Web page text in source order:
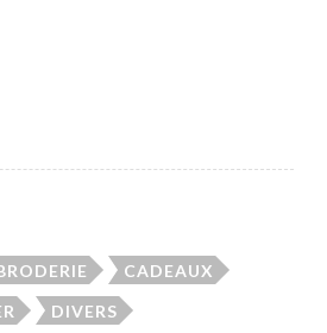
CADEAUX
DIVERS